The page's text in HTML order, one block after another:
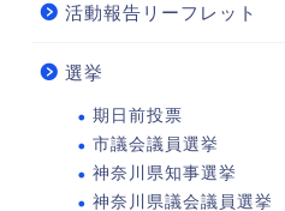
活動報告リーフレット
選挙
期日前投票
市議会議員選挙
神奈川県知事選挙
神奈川県議会議員選挙